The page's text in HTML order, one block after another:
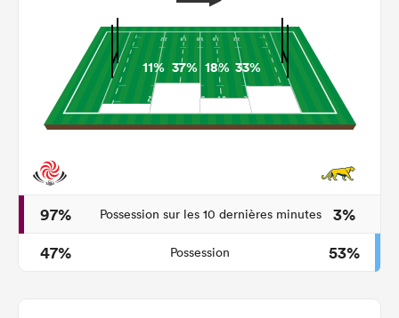
11% 37% 18% 33%
97% Possession sur les 10 dernières minutes
3%
47%
Possession 53%